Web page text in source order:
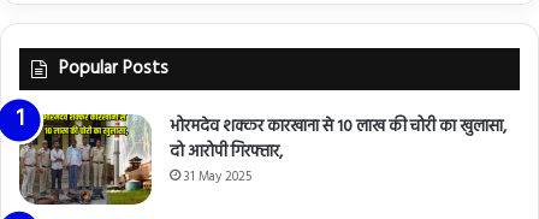
Popular Posts
भोरमदेव शक्कर कारखाना से 10 लाख की चोरी का खुलासा,
दो आरोपी गिरफ्तार,
31 May 2025